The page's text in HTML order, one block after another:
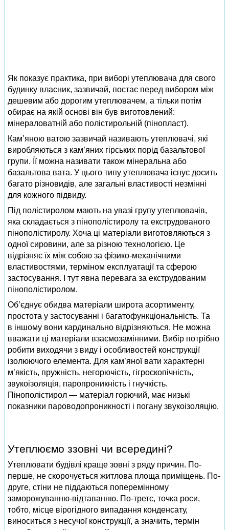
Як показує практика, при виборі утеплювача для свого
будинку власник, зазвичай, постає перед вибором між
дешевим або дорогим утеплювачем, а тільки потім
обирає на якій основі він був виготовлений:
мінераловатній або полістирольній (пінопласт).
Кам’яною ватою зазвичай називають утеплювачі, які
виробляються з кам’яних гірських порід базальтової
групи. Її можна називати також мінеральна або
базальтова вата. У цього типу утеплювача існує досить
багато різновидів, але загальні властивості незмінні
для кожного підвиду.
Під полістиролом мають на увазі групу утеплювачів,
яка складається з пінополістиролу та екструдованого
пінополістиролу. Хоча ці матеріали виготовляються з
одної сировини, але за різною технологією. Це
відрізняє їх між собою за фізико-механічними
властивостями, терміном експлуатації та сферою
застосування. І тут явна перевага за екструдованим
пінополістиролом.
Об’єднує обидва матеріали широта асортименту,
простота у застосуванні і багатофункціональність. Та
в іншому вони кардинально відрізняються. Не можна
вважати ці матеріали взаємозамінними. Вибір потрібно
робити виходячи з виду і особливостей конструкції
ізолюючого елемента. Для кам’яної вати характерні
м’якість, пружність, негорючість, гігроскопічність,
звукоізоляція, паропроникність і гнучкість.
Пінополістирол — матеріал горючий, має низькі
показники пароводопроникності і погану звукоізоляцію.
Утеплюємо ззовні чи всередині?
Утеплювати будівлі краще зовні з ряду причин. По-
перше, не скорочується житлова площа приміщень. По-
друге, стіни не піддаються поперемінному
заморожуванню-відтаванню. По-третє, точка роси,
тобто, місце вірогідного випадання конденсату,
виноситься з несучої конструкції, а значить, термін